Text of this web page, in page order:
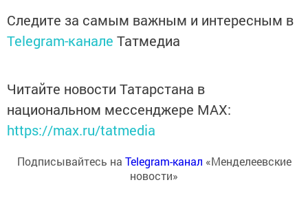
Следите за самым важным и интересным в
Telegram-канале Татмедиа
Читайте новости Татарстана в
национальном мессенджере MАХ:
https://max.ru/tatmedia
Подписывайтесь на Telegram-канал «Менделеевские
новости»